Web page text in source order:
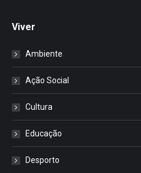
Viver
Ambiente
Ação Social
Cultura
Educação
Desporto